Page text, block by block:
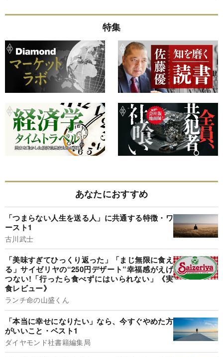
特集
あなたにおすすめ
「つまらない人生を送る人」に共通する特徴・ワ
ースト1
古川武士
「美味すぎてひっくり返った」「まじ無限に食え
る」サイゼリヤの“250円デザート”幸福感がえげ
つない!「行ったら食べずにはいられない」《実
食レビュー》
ランチ命の山盛くん
「本当に幸せになりたい」なら、今すぐやめた方
がいいこと・ベスト1
ダイヤモンド社書籍編集局